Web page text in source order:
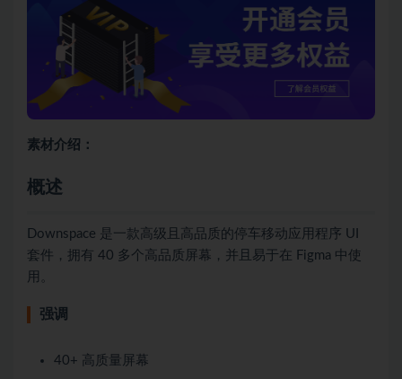
素材介绍：
概述
Downspace 是一款高级且高品质的停车移动应用程序 UI
套件，拥有 40 多个高品质屏幕，并且易于在 Figma 中使
用。
强调
40+ 高质量屏幕